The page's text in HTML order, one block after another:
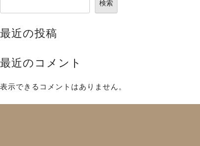
検索
最近の投稿
最近のコメント
表示できるコメントはありません。